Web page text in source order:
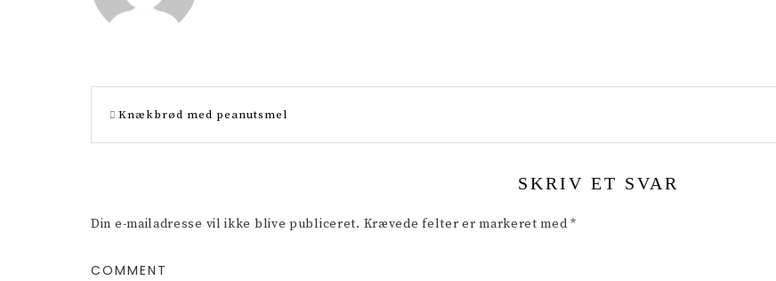
s
Knækbrød med peanutsmel
SKRIV ET SVAR
Din e-mailadresse vil ikke blive publiceret. Krævede felter er markeret med*
COMMENT